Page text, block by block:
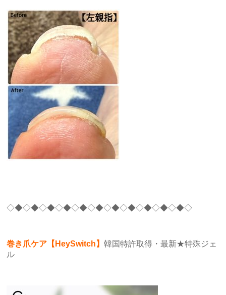
◇◆◇◆◇◆◇◆◇◆◇◆◇◆◇◆◇◆◇◆◇◆◇
巻き爪ケア【HeySwitch】 韓国特許取得・最新★特殊ジェ
ル